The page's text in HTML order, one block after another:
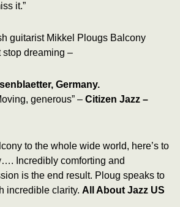
it.”
guitarist Mikkel Plougs Balcony
stop dreaming –
Germany.
generous” – Citizen Jazz –
to the whole wide world, here’s to
Incredibly comforting and
is the end result. Ploug speaks to
incredible clarity. All About Jazz US